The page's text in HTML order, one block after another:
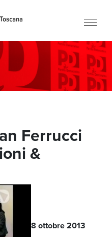
Ferrucci
&
8 ottobre 2013